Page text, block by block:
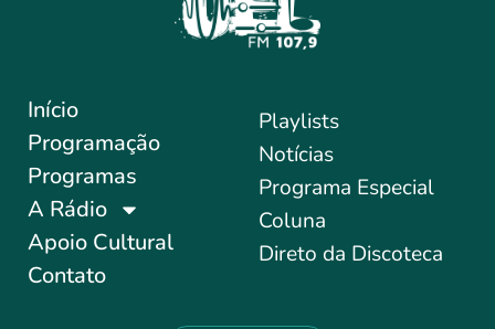
Início
Programação
Programas
A Rádio
Apoio Cultural
Contato
Playlists
Notícias
Programa Especial
Coluna
Direto da Discoteca